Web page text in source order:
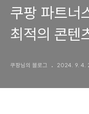
쿠팡 파트너
최적의 콘텐
쿠팡님의 블로그 2024. 9. 4.